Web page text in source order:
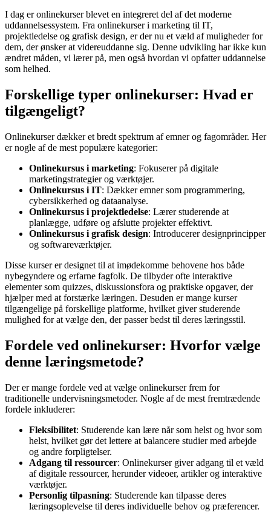
I dag er onlinekurser blevet en integreret del af det moderne
uddannelsessystem. Fra onlinekurser i marketing til IT,
projektledelse og grafisk design, er der nu et væld af muligheder for
dem, der ønsker at videreuddanne sig. Denne udvikling har ikke kun
ændret måden, vi lærer på, men også hvordan vi opfatter uddannelse
som helhed.
Forskellige typer onlinekurser: Hvad er
tilgængeligt?
Onlinekurser dækker et bredt spektrum af emner og fagområder. Her
er nogle af de mest populære kategorier:
Onlinekursus i marketing: Fokuserer på digitale
marketingstrategier og værktøjer.
Onlinekursus i IT: Dækker emner som programmering,
cybersikkerhed og dataanalyse.
Onlinekursus i projektledelse: Lærer studerende at
planlægge, udføre og afslutte projekter effektivt.
Onlinekursus i grafisk design: Introducerer designprincipper
og softwareværktøjer.
Disse kurser er designet til at imødekomme behovene hos både
nybegyndere og erfarne fagfolk. De tilbyder ofte interaktive
elementer som quizzes, diskussionsfora og praktiske opgaver, der
hjælper med at forstærke læringen. Desuden er mange kurser
tilgængelige på forskellige platforme, hvilket giver studerende
mulighed for at vælge den, der passer bedst til deres læringsstil.
Fordele ved onlinekurser: Hvorfor vælge
denne læringsmetode?
Der er mange fordele ved at vælge onlinekurser frem for
traditionelle undervisningsmetoder. Nogle af de mest fremtrædende
fordele inkluderer:
Fleksibilitet: Studerende kan lære når som helst og hvor som
helst, hvilket gør det lettere at balancere studier med arbejde
og andre forpligtelser.
Adgang til ressourcer: Onlinekurser giver adgang til et væld
af digitale ressourcer, herunder videoer, artikler og interaktive
værktøjer.
Personlig tilpasning: Studerende kan tilpasse deres
læringsoplevelse til deres individuelle behov og præferencer.